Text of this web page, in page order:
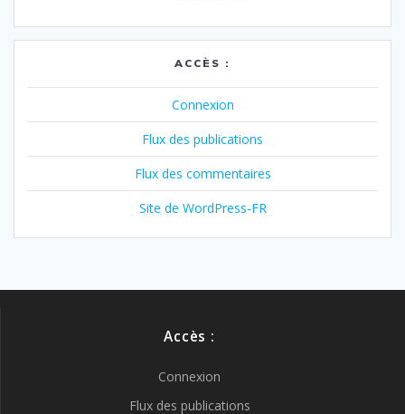
ACCÈS :
Connexion
Flux des publications
Flux des commentaires
Site de WordPress-FR
Accès :
Connexion
Flux des publications